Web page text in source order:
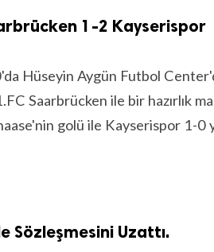
1-2 Kayserispor
Hüseyin Aygün Futbol
Saarbrücken ile bir hazırlık
golü ile Kayserispor 1-0
Sözleşmesini Uzattı.